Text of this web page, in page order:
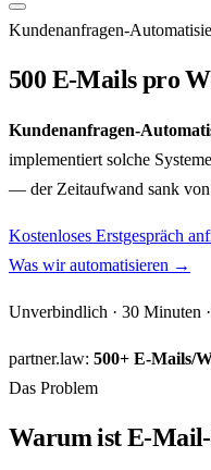
Kundenanfragen-
500 E-Mails pro
Kundenanfragen-
implementiert solche
— der Zeitaufwand sank von
Kostenloses Erstgespräch
Was wir automatisieren →
Unverbindlich · 30 Minuten
partner.law: 500+ E-Mails/
Das Problem
Warum ist E-